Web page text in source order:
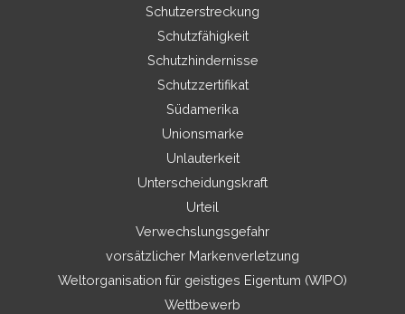
Schutzerstreckung
Schutzfähigkeit
Schutzhindernisse
Schutzzertifikat
Südamerika
Unionsmarke
Unlauterkeit
Unterscheidungskraft
Urteil
Verwechslungsgefahr
vorsätzlicher Markenverletzung
Weltorganisation für geistiges Eigentum (WIPO)
Wettbewerb